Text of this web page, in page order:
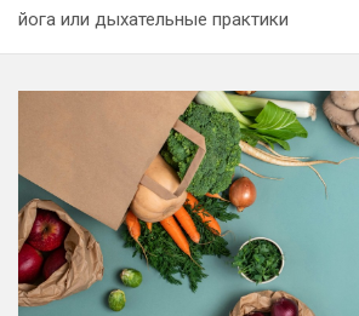
йога или дыхательные практики